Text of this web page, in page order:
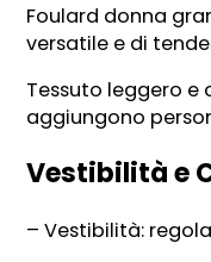
Foulard donna
versatile e di
Tessuto leggero
aggiungono
Vestibilità e
– Vestibilità: